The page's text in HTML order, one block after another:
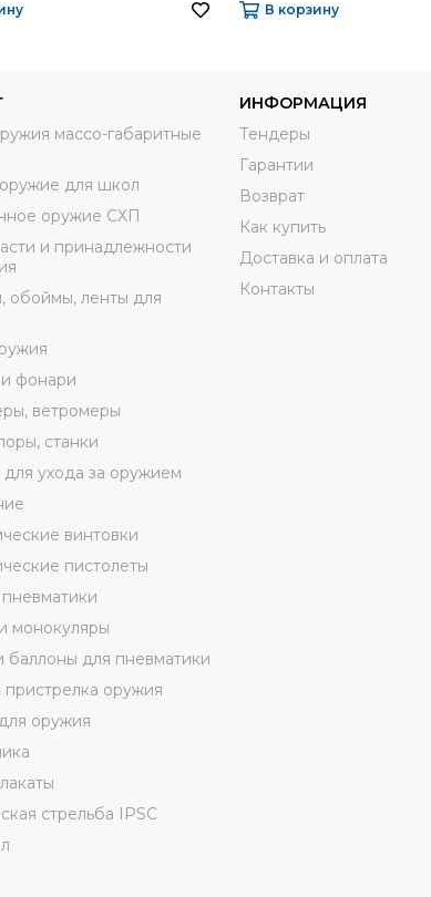
В корзину
массо-габаритные
для школ
оружие СХП
и принадлежности
обоймы, ленты для
фонари
ветромеры
станки
для ухода за оружием
винтовки
пистолеты
монокуляры
для пневматики
оружия
оружия
стрельба IPSC
ИНФОРМАЦИЯ
Тендеры
Гарантии
Возврат
Как купить
Доставка и оплата
Контакты